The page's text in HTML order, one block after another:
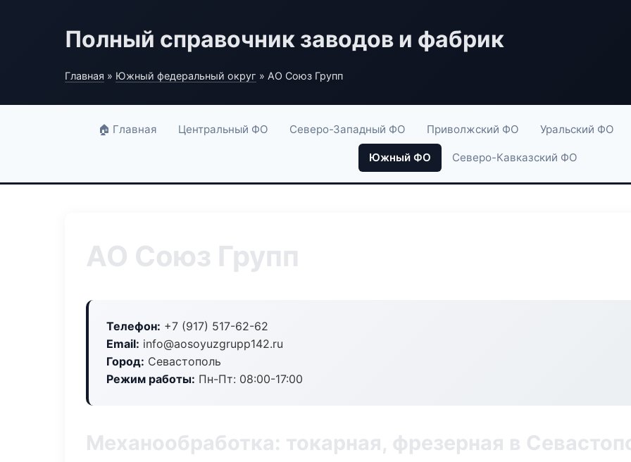
Полный справочник заводов и фабрик
Главная » Южный федеральный округ » АО Союз Групп
🏠 Главная Центральный ФО Северо-Западный ФО Приволжский ФО Уральский ФО
Южный ФО Северо-Кавказский ФО
АО Союз Групп
Телефон: +7 (917) 517-62-62
Email: info@aosoyuzgrupp142.ru
Город: Севастополь
Режим работы: Пн-Пт: 08:00-17:00
Механообработка: токарная, фрезерная в